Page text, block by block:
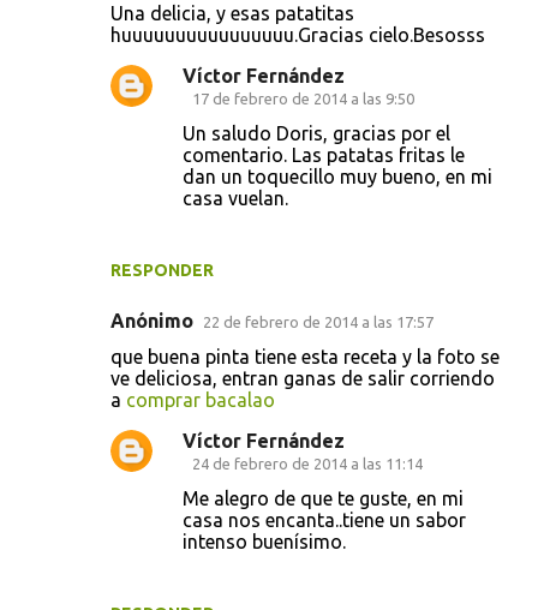
Una delicia, y esas patatitas
huuuuuuuuuuuuuuuu.Gracias cielo.Besosss
RESPONDER
Víctor Fernández
17 de febrero de 2014 a las 9:50
Un saludo Doris, gracias por el
comentario. Las patatas fritas le
dan un toquecillo muy bueno, en mi
casa vuelan.
Anónimo 22 de febrero de 2014 a las 17:57
que buena pinta tiene esta receta y la foto se
ve deliciosa, entran ganas de salir corriendo
a comprar bacalao
Víctor Fernández
24 de febrero de 2014 a las 11:14
Me alegro de que te guste, en mi
casa nos encanta..tiene un sabor
intenso buenísimo.